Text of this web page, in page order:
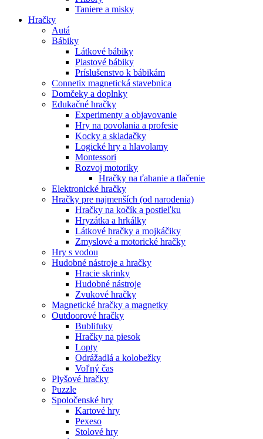
Taniere a misky
Hračky
Autá
Bábiky
Látkové bábiky
Plastové bábiky
Príslušenstvo k bábikám
Connetix magnetická stavebnica
Domčeky a doplnky
Edukačné hračky
Experimenty a objavovanie
Hry na povolania a profesie
Kocky a skladačky
Logické hry a hlavolamy
Montessori
Rozvoj motoriky
Hračky na ťahanie a tlačenie
Elektronické hračky
Hračky pre najmenších (od narodenia)
Hračky na kočík a postieľku
Hryzátka a hrkálky
Látkové hračky a mojkáčiky
Zmyslové a motorické hračky
Hry s vodou
Hudobné nástroje a hračky
Hracie skrinky
Hudobné nástroje
Zvukové hračky
Magnetické hračky a magnetky
Outdoorové hračky
Bublifuky
Hračky na piesok
Lopty
Odrážadlá a kolobežky
Voľný čas
Plyšové hračky
Puzzle
Spoločenské hry
Kartové hry
Pexeso
Stolové hry